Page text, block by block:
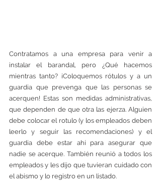
Contratamos a una empresa para venir a
instalar el barandal, pero ¿Qué hacemos
mientras tanto? ¡Coloquemos rótulos y a un
guardia que prevenga que las personas se
acerquen! Estas son medidas administrativas,
que dependen de que otra las ejerza. Alguien
debe colocar el rotulo (y los empleados deben
leerlo y seguir las recomendaciones) y el
guardia debe estar ahí para asegurar que
nadie se acerque. También reunió a todos los
empleados y les dijo que tuvieran cuidado con
el abismo y lo registro en un listado.